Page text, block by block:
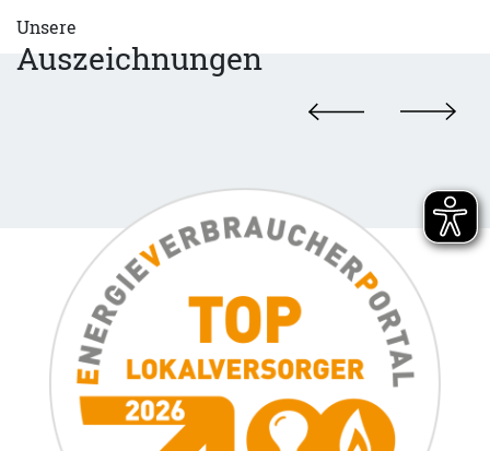
Unsere
Auszeichnungen